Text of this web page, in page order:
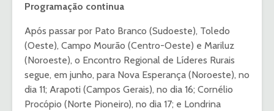
Programação continua
Após passar por Pato Branco (Sudoeste), Toledo
(Oeste), Campo Mourão (Centro-Oeste) e Mariluz
(Noroeste), o Encontro Regional de Líderes Rurais
segue, em junho, para Nova Esperança (Noroeste), no
dia 11; Arapoti (Campos Gerais), no dia 16; Cornélio
Procópio (Norte Pioneiro), no dia 17; e Londrina